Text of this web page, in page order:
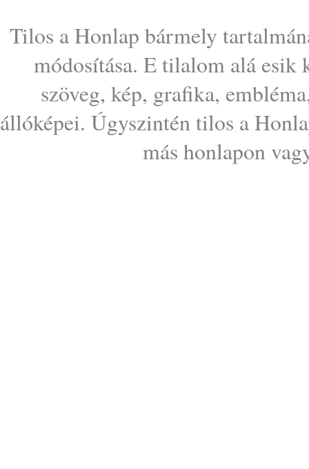
Tilos a Honlap bármely
módosítása. E tilalom alá esik
szöveg, kép, grafika,
állóképei. Úgyszintén tilos a
más honlapon